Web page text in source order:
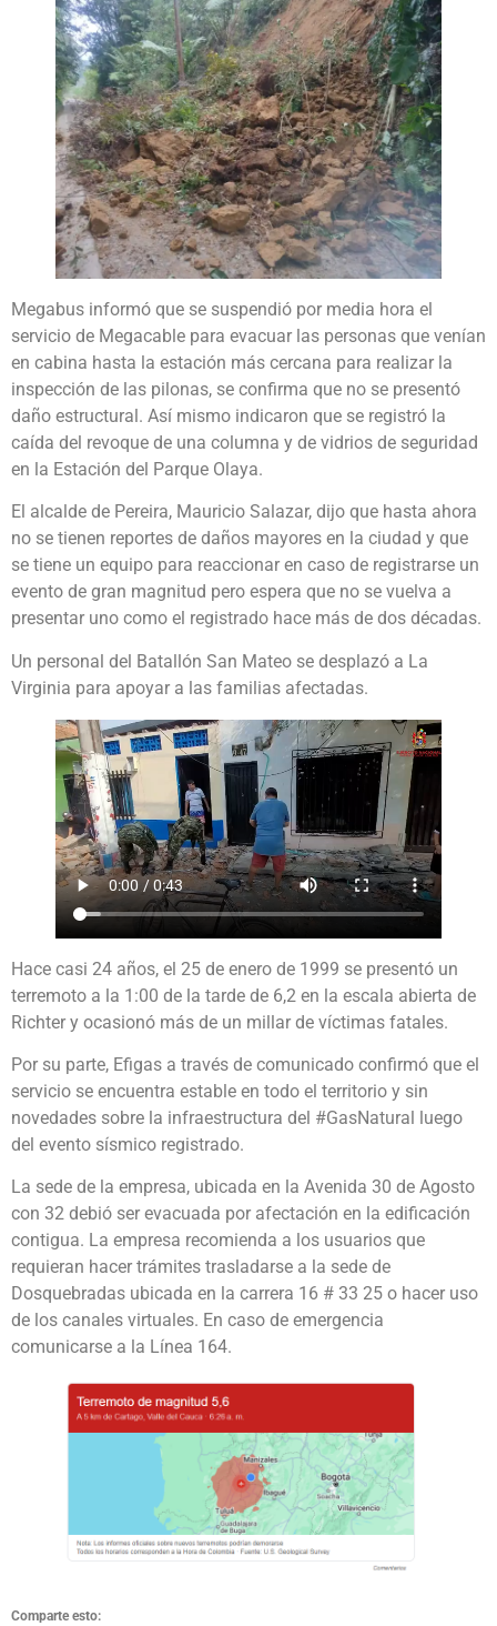
Megabus informó que se suspendió por media hora el
servicio de Megacable para evacuar las personas que venían
en cabina hasta la estación más cercana para realizar la
inspección de las pilonas, se confirma que no se presentó
daño estructural. Así mismo indicaron que se registró la
caída del revoque de una columna y de vidrios de seguridad
en la Estación del Parque Olaya.
El alcalde de Pereira, Mauricio Salazar, dijo que hasta ahora
no se tienen reportes de daños mayores en la ciudad y que
se tiene un equipo para reaccionar en caso de registrarse un
evento de gran magnitud pero espera que no se vuelva a
presentar uno como el registrado hace más de dos décadas.
Un personal del Batallón San Mateo se desplazó a La
Virginia para apoyar a las familias afectadas.
Hace casi 24 años, el 25 de enero de 1999 se presentó un
terremoto a la 1:00 de la tarde de 6,2 en la escala abierta de
Richter y ocasionó más de un millar de víctimas fatales.
Por su parte, Efigas a través de comunicado confirmó que el
servicio se encuentra estable en todo el territorio y sin
novedades sobre la infraestructura del #GasNatural luego
del evento sísmico registrado.
La sede de la empresa, ubicada en la Avenida 30 de Agosto
con 32 debió ser evacuada por afectación en la edificación
contigua. La empresa recomienda a los usuarios que
requieran hacer trámites trasladarse a la sede de
Dosquebradas ubicada en la carrera 16 # 33 25 o hacer uso
de los canales virtuales. En caso de emergencia
comunicarse a la Línea 164.
Comparte esto: